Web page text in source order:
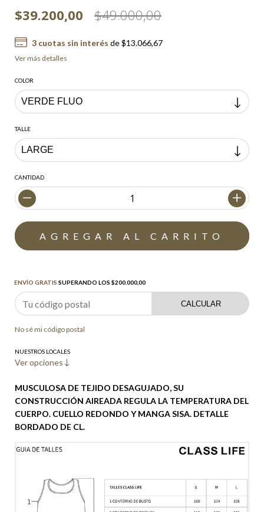
$39.200,00 $49.000,00
3cuotas sin interés de$13.066,67
Ver más detalles
COLOR
TALLE
CANTIDAD
ENVÍO GRATIS SUPERANDO LOS $200.000,00
CALCULAR
No sé mi código postal
NUESTROS LOCALES
Ver opciones
MUSCULOSA DE TEJIDO DESAGUJADO, SU
CONSTRUCCIÓN AIREADA REGULA LA TEMPERATURA DEL
CUERPO. CUELLO REDONDO Y MANGA SISA. DETALLE
BORDADO DE CL.